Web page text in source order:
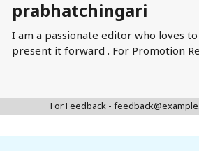
prabhatchingari
I am a passionate editor who loves
present it forward . For Promotion
For Feedback -